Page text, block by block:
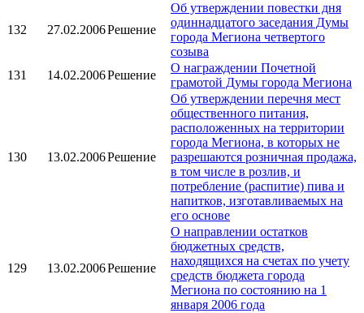
132 27.02.2006Решение
Об утверждении повестки дня
одиннадцатого заседания Думы
города Мегиона четвертого
созыва
131
14.02.2006Решение
О награждении Почетной
грамотой Думы города Мегиона
130 13.02.2006Решение
Об утверждении перечня мест
общественного питания,
расположенных на территории
города Мегиона, в которых не
разрешаются розничная продажа,
в том числе в розлив, и
потребление (распитие) пива и
напитков, изготавливаемых на
его основе
129 13.02.2006Решение
О направлении остатков
бюджетных средств,
находящихся на счетах по учету
средств бюджета города
Мегиона по состоянию на 1
января 2006 года